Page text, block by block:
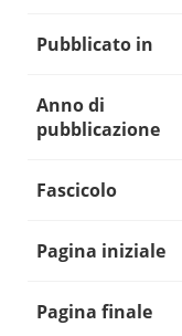
Pubblicato in
Anno di
pubblicazione
Fascicolo
Pagina iniziale
Pagina finale